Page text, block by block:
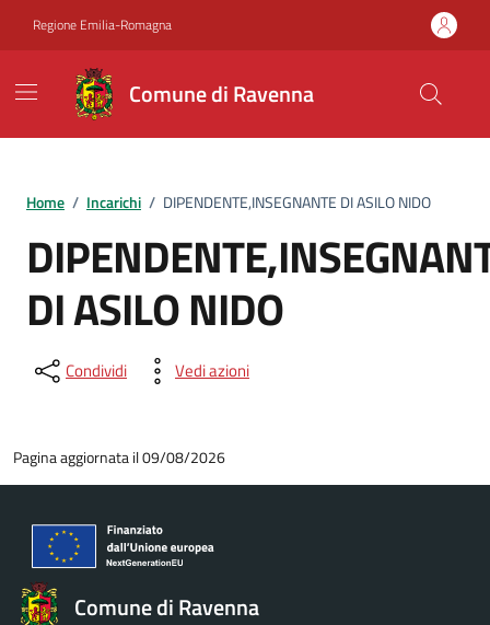
Regione Emilia-Romagna
Comune di Ravenna
Home / Incarichi / DIPENDENTE,INSEGNANTE DI ASILO NIDO
DI ASILO NIDO
Condividi Vedi azioni
Pagina aggiornata il 09/08/2026
Comune di Ravenna